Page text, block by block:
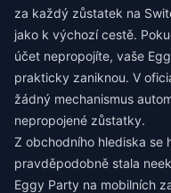
za každý zůstatek na
jako k výchozí cestě.
účet nepropojíte, vaše
prakticky zaniknou. V
žádný mechanismus
nepropojené zůstatky.
Z obchodního hlediska se
pravděpodobně stala
Eggy Party na mobilních